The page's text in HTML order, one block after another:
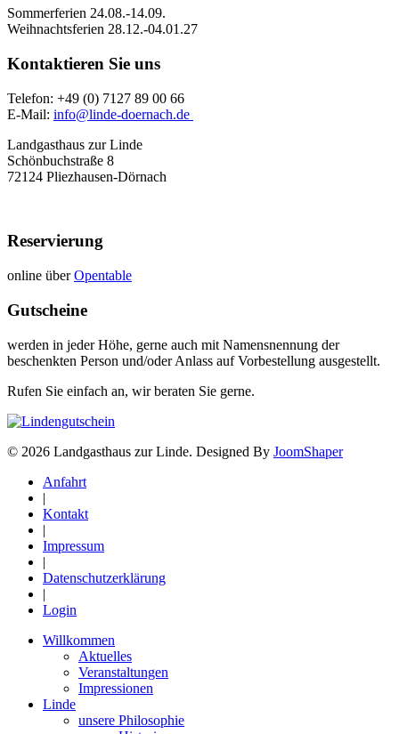
Sommerferien 24.08.-14.09.
Weihnachtsferien 28.12.-04.01.27
Kontaktieren Sie uns
Telefon: +49 (0) 7127 89 00 66
E-Mail: info@linde-doernach.de
Landgasthaus zur Linde
Schönbuchstraße 8
72124 Pliezhausen-Dörnach
Reservierung
online überOpentable
Gutscheine
werden in jeder Höhe, gerne auch mit Namensnennung der
beschenkten Person und/oder Anlass auf Vorbestellung ausgestellt.
Rufen Sie einfach an, wir beraten Sie gerne.
© 2026 Landgasthaus zur Linde. Designed By JoomShaper
Anfahrt
|
Kontakt
|
Impressum
|
Datenschutzerklärung
|
Login
Willkommen
Aktuelles
Veranstaltungen
Impressionen
Linde
unsere Philosophie